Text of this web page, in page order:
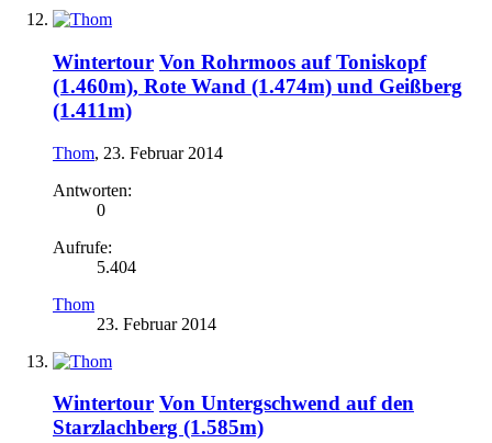
Wintertour Von Rohrmoos auf Toniskopf
(1.460m), Rote Wand (1.474m) und Geißberg
(1.411m)
Thom, 23. Februar 2014
Antworten:
0
Aufrufe:
5.404
Thom
23. Februar 2014
Wintertour Von Untergschwend auf den
Starzlachberg (1.585m)